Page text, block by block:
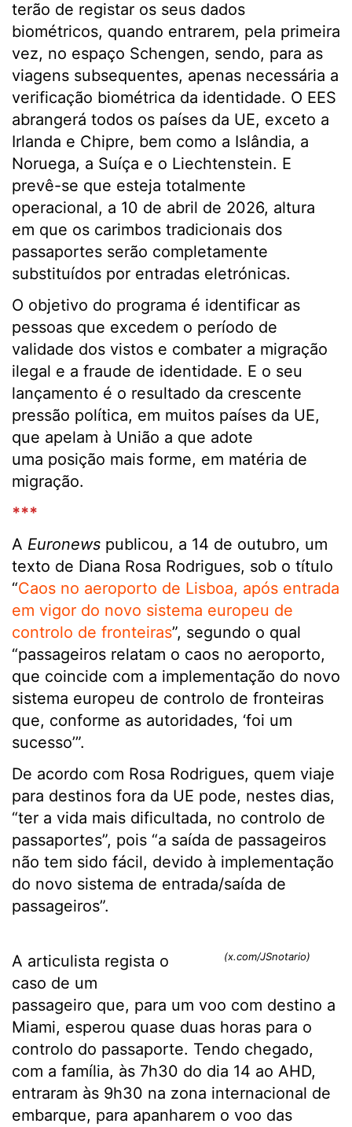
terão de registar os seus dados
biométricos, quando entrarem, pela primeira
vez, no espaço Schengen, sendo, para as
viagens subsequentes, apenas necessária a
verificação biométrica da identidade. O EES
abrangerá todos os países da UE, exceto a
Irlanda e Chipre, bem como a Islândia, a
Noruega, a Suíça e o Liechtenstein. E
prevê-se que esteja totalmente
operacional, a 10 de abril de 2026, altura
em que os carimbos tradicionais dos
passaportes serão completamente
substituídos por entradas eletrónicas.
O objetivo do programa é identificar as
pessoas que excedem o período de
validade dos vistos e combater a migração
ilegal e a fraude de identidade. E o seu
lançamento é o resultado da crescente
pressão política, em muitos países da UE,
que apelam à União a que adote
uma posição mais forme, em matéria de
migração.
***
A Euronews publicou, a 14 de outubro, um
texto de Diana Rosa Rodrigues, sob o título
“Caos no aeroporto de Lisboa, após entrada
em vigor do novo sistema europeu de
controlo de fronteiras”, segundo o qual
“passageiros relatam o caos no aeroporto,
que coincide com a implementação do novo
sistema europeu de controlo de fronteiras
que, conforme as autoridades, ‘foi um
sucesso’”.
De acordo com Rosa Rodrigues, quem viaje
para destinos fora da UE pode, nestes dias,
“ter a vida mais dificultada, no controlo de
passaportes”, pois “a saída de passageiros
não tem sido fácil, devido à implementação
do novo sistema de entrada/saída de
passageiros”.
(x.com/JSnotario)
A articulista regista o
caso de um
passageiro que, para um voo com destino a
Miami, esperou quase duas horas para o
controlo do passaporte. Tendo chegado,
com a família, às 7h30 do dia 14 ao AHD,
entraram às 9h30 na zona internacional de
embarque, para apanharem o voo das